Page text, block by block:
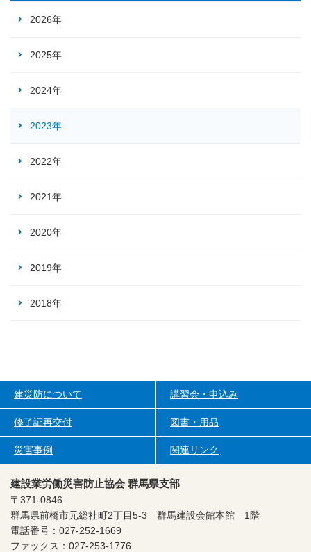
2026年
2025年
2024年
2023年
2022年
2021年
2020年
2019年
2018年
建災防について 講習会・申込み
修了証再交付 図書・用品
災害事例 関連リンク
建設業労働災害防止協会 群馬県支部
〒371-0846
群馬県前橋市元総社町2丁目5-3 群馬建設会館本館 1階
電話番号：027-252-1669
ファックス：027-253-1776